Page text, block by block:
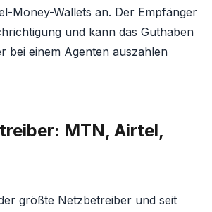
Money-Wallets an. Der Empfänger
und kann das Guthaben
bei einem Agenten auszahlen
MTN, Airtel,
größte Netzbetreiber und seit